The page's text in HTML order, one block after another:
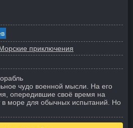
приключения
чудо военной мысли. На его
опередившие своё время на
в море для обычных испытаний. Но